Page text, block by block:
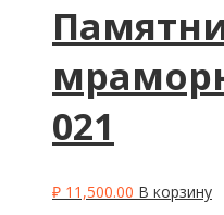
021
₽ 11,500.00 В корзину